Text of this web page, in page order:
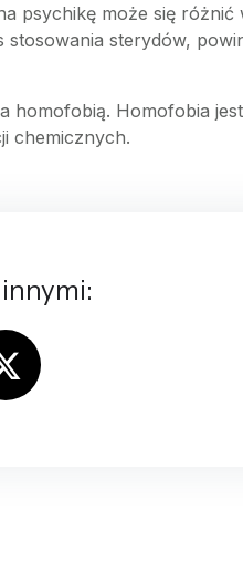
psychikę może się
sterydów,
Homofobia
chemicznych.